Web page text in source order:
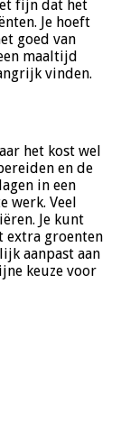
fijn dat het
Je hoeft
goed van
maaltijd
vinden.
het kost wel
en de
in een
werk. Veel
Je kunt
extra groenten
aanpast aan
keuze voor